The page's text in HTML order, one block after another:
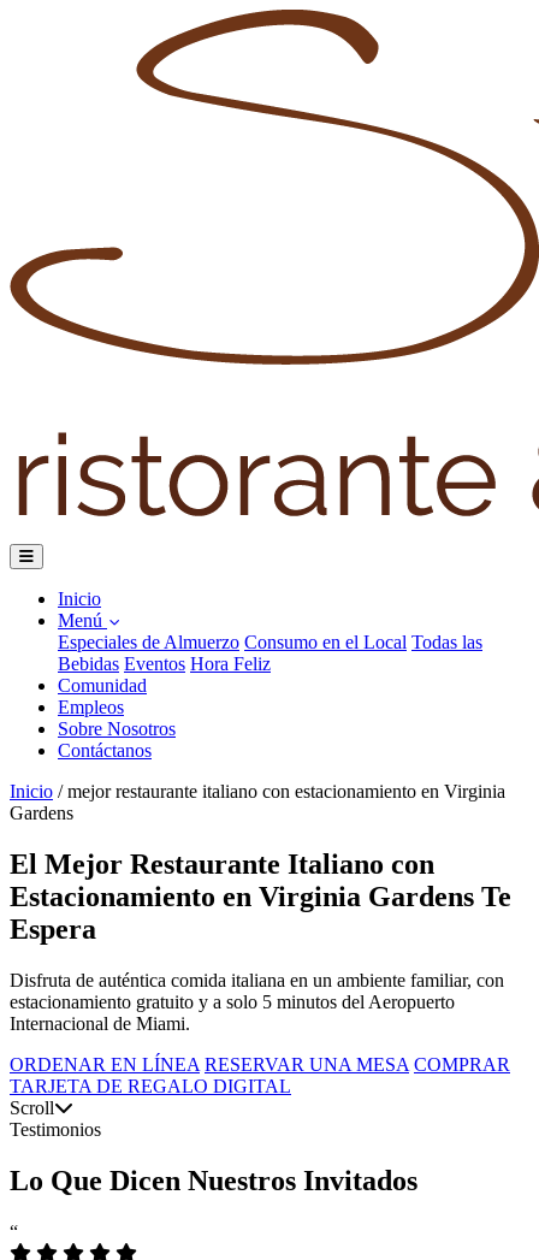
Inicio
Menú
Especiales de Almuerzo Consumo en el Local Todas las
Bebidas Eventos Hora Feliz
Comunidad
Empleos
Sobre Nosotros
Contáctanos
Inicio / mejor restaurante italiano con estacionamiento en Virginia
Gardens
El Mejor Restaurante Italiano con
Estacionamiento en Virginia Gardens Te
Espera
Disfruta de auténtica comida italiana en un ambiente familiar, con
estacionamiento gratuito y a solo 5 minutos del Aeropuerto
Internacional de Miami.
ORDENAR EN LÍNEA RESERVAR UNA MESA COMPRAR
TARJETA DE REGALO DIGITAL
Scroll
Testimonios
Lo Que Dicen Nuestros Invitados
“